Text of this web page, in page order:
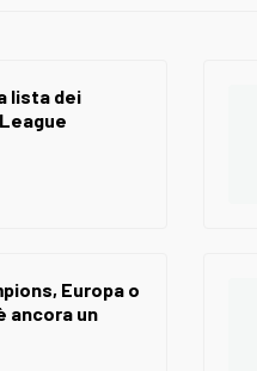
lista dei
Europa o
ancora un